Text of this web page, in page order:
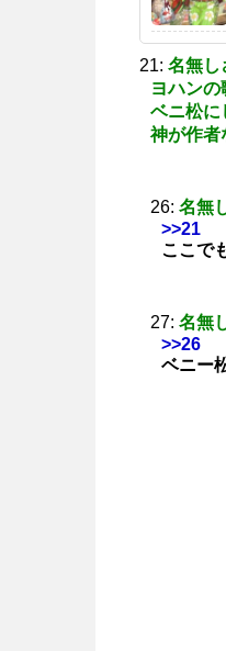
21: 名無し
ヨハン
ベニ松に
神が作者
26: 名無
>>21
ここで
27: 名無
>>26
ベニー